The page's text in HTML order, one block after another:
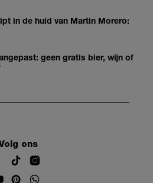
in de huid van Martin Morero:
geen gratis bier, wijn of
ons